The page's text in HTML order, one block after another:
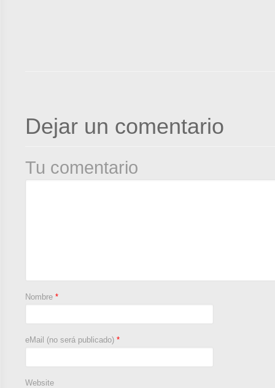
Dejar un comentario
Tu comentario
Nombre *
eMail (no será publicado) *
Website